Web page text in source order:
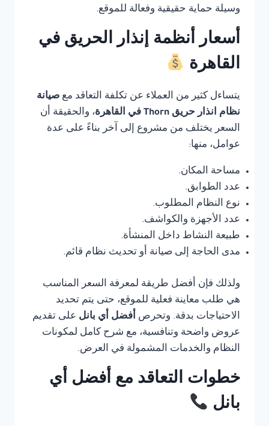
وسيلة حماية حقيقية وفعالة للموقع.
أسعار أنظمة إنذار الحريق في
القاهرة
يتساءل كثير من العملاء عن تكلفة التعاقد مع صيانة
نظام انذار حريق Thorn في القاهرة
، والحقيقة أن
السعر يختلف من مشروع إلى آخر بناءً على عدة
عوامل، منها:
مساحة المكان.
عدد الطوابق.
نوع النظام المطلوب.
عدد الأجهزة والكواشف.
طبيعة النشاط داخل المنشأة.
مدى الحاجة إلى صيانة أو تحديث نظام قائم.
ولذلك فإن أفضل طريقة لمعرفة السعر المناسب
هي طلب معاينة فعلية للموقع، حتى يتم تحديد
الاحتياجات بدقة. وتحرص أفضل أي بانل على تقديم
عروض واضحة وتنافسية، مع شرح كامل لمكونات
النظام والخدمات المشمولة في العرض.
خطوات التعاقد مع أفضل أي
بانل